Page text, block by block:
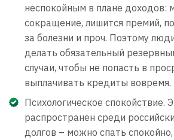
неспокойным в плане доходов:
сокращение, лишится премий,
за болезни и проч. Поэтому
делать обязательный
случаи, чтобы не попасть в
выплачивать кредиты вовремя.
Психологическое спокойствие.
распространен среди
долгов – можно спать